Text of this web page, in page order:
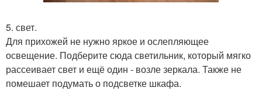
5. свет.
Для прихожей не нужно яркое и ослепляющее
освещение. Подберите сюда светильник, который мягко
рассеивает свет и ещё один - возле зеркала. Также не
помешает подумать о подсветке шкафа.